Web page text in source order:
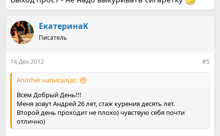
ЕкатеринаK
Писатель
14 Дек 2012 #5
Another написал(а):
Всем Добрый День!!!
Меня зовут Андрей 26 лет, стаж курения десять лет.
Второй день проходит не плохо) чувствую себя почти
отлично)